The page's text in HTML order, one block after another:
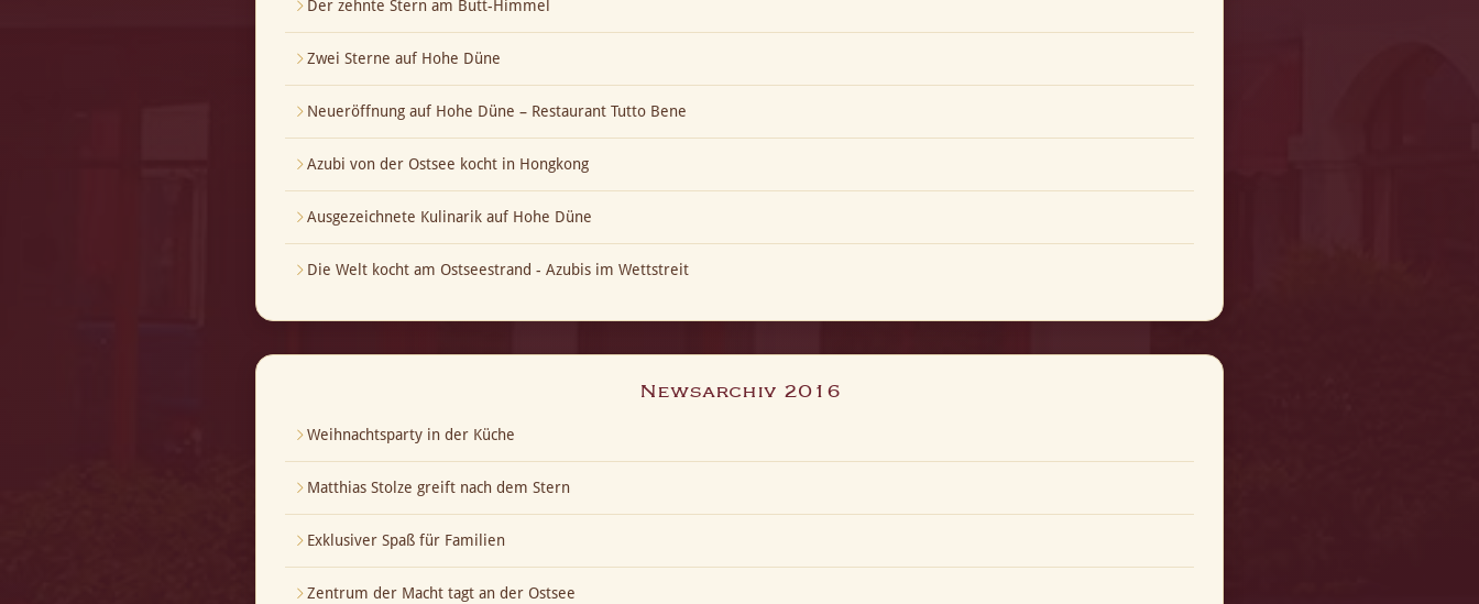
Der zehnte Stern am Butt-Himmel
Zwei Sterne auf Hohe Düne
Neueröffnung auf Hohe Düne – Restaurant Tutto Bene
Azubi von der Ostsee kocht in Hongkong
Ausgezeichnete Kulinarik auf Hohe Düne
Die Welt kocht am Ostseestrand - Azubis im Wettstreit
Newsarchiv 2016
Weihnachtsparty in der Küche
Matthias Stolze greift nach dem Stern
Exklusiver Spaß für Familien
Zentrum der Macht tagt an der Ostsee